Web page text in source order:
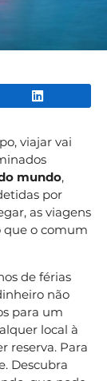
viajar vai
mundo,
por
as viagens
que o comum
de férias
não
para um
local à
reserva. Para
Descubra